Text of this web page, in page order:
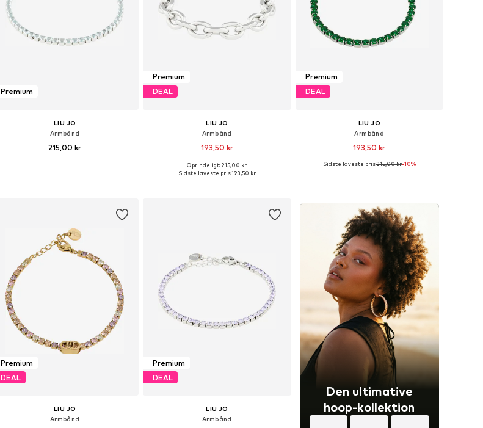
Premium
LIU JO
Armbånd
215,00 kr
Premium
DEAL
LIU JO
Armbånd
193,50 kr
Tilgængelige størrelser: One Size
Oprindeligt: 215,00 kr
Sidste laveste pris:193,50 kr
Premium
DEAL
LIU JO
Armbånd
193,50 kr
Tilgængelige størrelser: One Size
Sidste laveste pris:215,00 kr-10%
Premium
DEAL
LIU JO
Armbånd
Premium
DEAL
LIU JO
Armbånd
Den ultimative
hoop-kollektion